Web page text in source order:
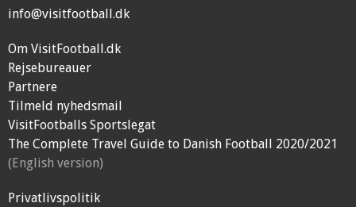
info@visitfootball.dk
Om VisitFootball.dk
Rejsebureauer
Partnere
Tilmeld nyhedsmail
VisitFootballs Sportslegat
The Complete Travel Guide to Danish Football 2020/2021
(English version)
Privatlivspolitik